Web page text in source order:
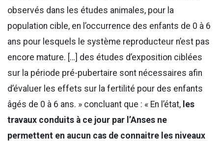
observés dans les études animales, pour la
population cible, en l’occurrence des enfants de 0 à 6
ans pour lesquels le système reproducteur n’est pas
encore mature. […] des études d’exposition ciblées
sur la période pré-pubertaire sont nécessaires afin
d’évaluer les effets sur la fertilité pour des enfants
âgés de 0 à 6 ans. » concluant que : « En l’état, les
travaux conduits à ce jour par l’Anses ne
permettent en aucun cas de connaitre les niveaux